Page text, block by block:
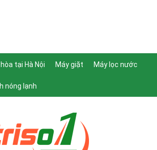
tại Hà Nội Máy giặt Máy lọc nước
nóng lạnh